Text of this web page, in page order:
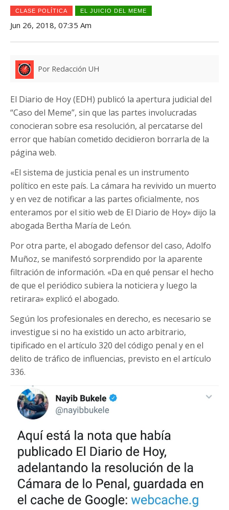
CLASE POLÍTICA EL JUICIO DEL MEME
Jun 26, 2018, 07:35 Am
Por Redacción UH
El Diario de Hoy (EDH) publicó la apertura judicial del
“Caso del Meme”, sin que las partes involucradas
conocieran sobre esa resolución, al percatarse del
error que habían cometido decidieron borrarla de la
página web.
«El sistema de justicia penal es un instrumento
político en este país. La cámara ha revivido un muerto
y en vez de notificar a las partes oficialmente, nos
enteramos por el sitio web de El Diario de Hoy» dijo la
abogada Bertha María de León.
Por otra parte, el abogado defensor del caso, Adolfo
Muñoz, se manifestó sorprendido por la aparente
filtración de información. «Da en qué pensar el hecho
de que el periódico subiera la noticiera y luego la
retirara» explicó el abogado.
Según los profesionales en derecho, es necesario se
investigue si no ha existido un acto arbitrario,
tipificado en el artículo 320 del código penal y en el
delito de tráfico de influencias, previsto en el artículo
336.